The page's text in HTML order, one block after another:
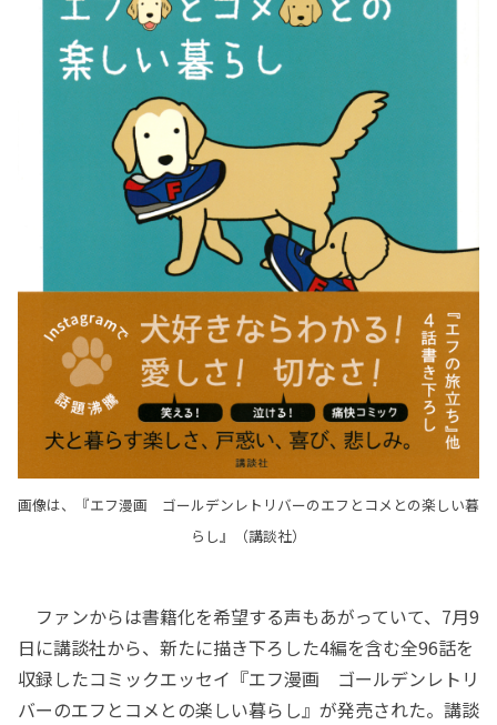
画像は、『エフ漫画 ゴールデンレトリバーのエフとコメとの楽しい暮
らし』（講談社）
ファンからは書籍化を希望する声もあがっていて、7月9
日に講談社から、新たに描き下ろした4編を含む全96話を
収録したコミックエッセイ『エフ漫画 ゴールデンレトリ
バーのエフとコメとの楽しい暮らし』が発売された。講談